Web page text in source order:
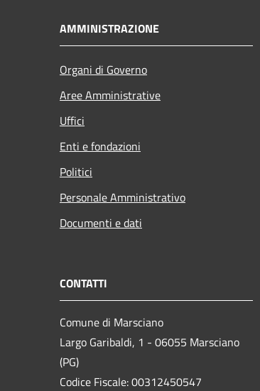
AMMINISTRAZIONE
Organi di Governo
Aree Amministrative
Uffici
Enti e fondazioni
Politici
Personale Amministrativo
Documenti e dati
CONTATTI
Comune di Marsciano
Largo Garibaldi, 1 - 06055 Marsciano
(PG)
Codice Fiscale: 00312450547